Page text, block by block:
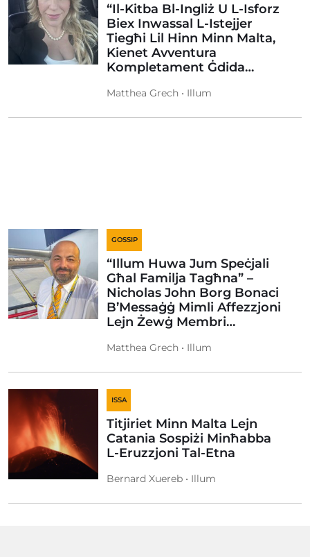
“Il-Kitba Bl-Ingliż U L-Isforz
Biex Inwassal L-Istejjer
Tiegħi Lil Hinn Minn Malta,
Kienet Avventura
Kompletament Ġdida…
Matthea Grech • Illum
GOSSIP
“Illum Huwa Jum Speċjali
Għal Familja Tagħna” –
Nicholas John Borg Bonaci
B’Messaġġ Mimli Affezzjoni
Lejn Żewġ Membri…
Matthea Grech • Illum
ISSA
Titjiriet Minn Malta Lejn
Catania Sospiżi Minħabba
L-Eruzzjoni Tal-Etna
Bernard Xuereb • Illum